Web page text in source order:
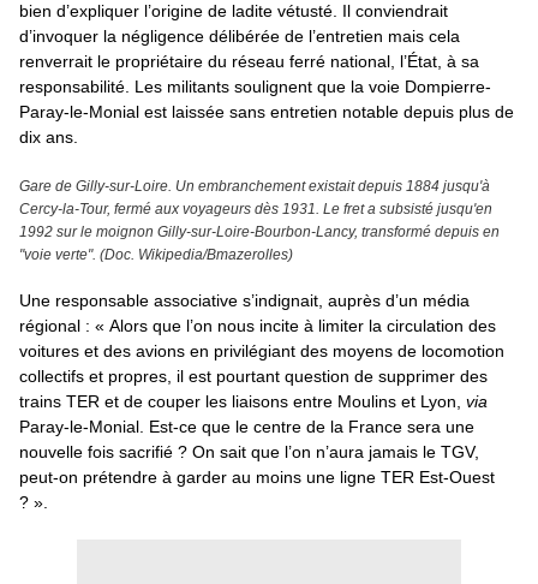
bien d’expliquer l’origine de ladite vétusté. Il conviendrait
d’invoquer la négligence délibérée de l’entretien mais cela
renverrait le propriétaire du réseau ferré national, l’État, à sa
responsabilité. Les militants soulignent que la voie Dompierre-
Paray-le-Monial est laissée sans entretien notable depuis plus de
dix ans.
Gare de Gilly-sur-Loire. Un embranchement existait depuis 1884 jusqu'à
Cercy-la-Tour, fermé aux voyageurs dès 1931. Le fret a subsisté jusqu'en
1992 sur le moignon Gilly-sur-Loire-Bourbon-Lancy, transformé depuis en
"voie verte". (Doc. Wikipedia/Bmazerolles)
Une responsable associative s’indignait, auprès d’un média
régional : « Alors que l’on nous incite à limiter la circulation des
voitures et des avions en privilégiant des moyens de locomotion
collectifs et propres, il est pourtant question de supprimer des
trains TER et de couper les liaisons entre Moulins et Lyon, via
Paray-le-Monial. Est-ce que le centre de la France sera une
nouvelle fois sacrifié ? On sait que l’on n’aura jamais le TGV,
peut-on prétendre à garder au moins une ligne TER Est-Ouest
? ».